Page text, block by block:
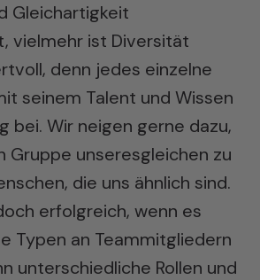
Gleichartigkeit
vielmehr ist Diversität
denn jedes einzelne
seinem Talent und Wissen
bei. Wir neigen gerne dazu,
Gruppe unseresgleichen zu
die uns ähnlich sind.
erfolgreich, wenn es
Typen an Teammitgliedern
unterschiedliche Rollen und